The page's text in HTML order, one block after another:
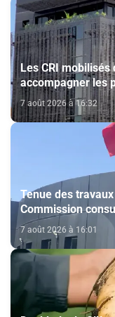
Les CRI
accompagner les
7 août 2026 à 16:32
Tenue des
Commission
sur la délivrance
cinéma (CCM)
7 août 2026 à 16:01